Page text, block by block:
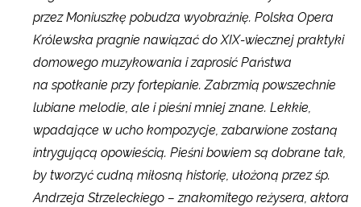
przez Moniuszkę pobudza wyobraźnię. Polska Opera
Królewska pragnie nawiązać do XIX-wiecznej praktyki
domowego muzykowania i zaprosić Państwa
na spotkanie przy fortepianie. Zabrzmią powszechnie
lubiane melodie, ale i pieśni mniej znane. Lekkie,
wpadające w ucho kompozycje, zabarwione zostaną
intrygującą opowieścią. Pieśni bowiem są dobrane tak,
by tworzyć cudną miłosną historię, ułożoną przez śp.
Andrzeja Strzeleckiego – znakomitego reżysera, aktora